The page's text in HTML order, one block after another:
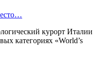
курорт Италии
категориях «World’s